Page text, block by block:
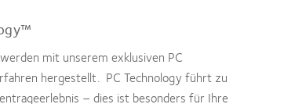
mit unserem exklusiven PC
hergestellt. PC Technology führt zu
– dies ist besonders für Ihre